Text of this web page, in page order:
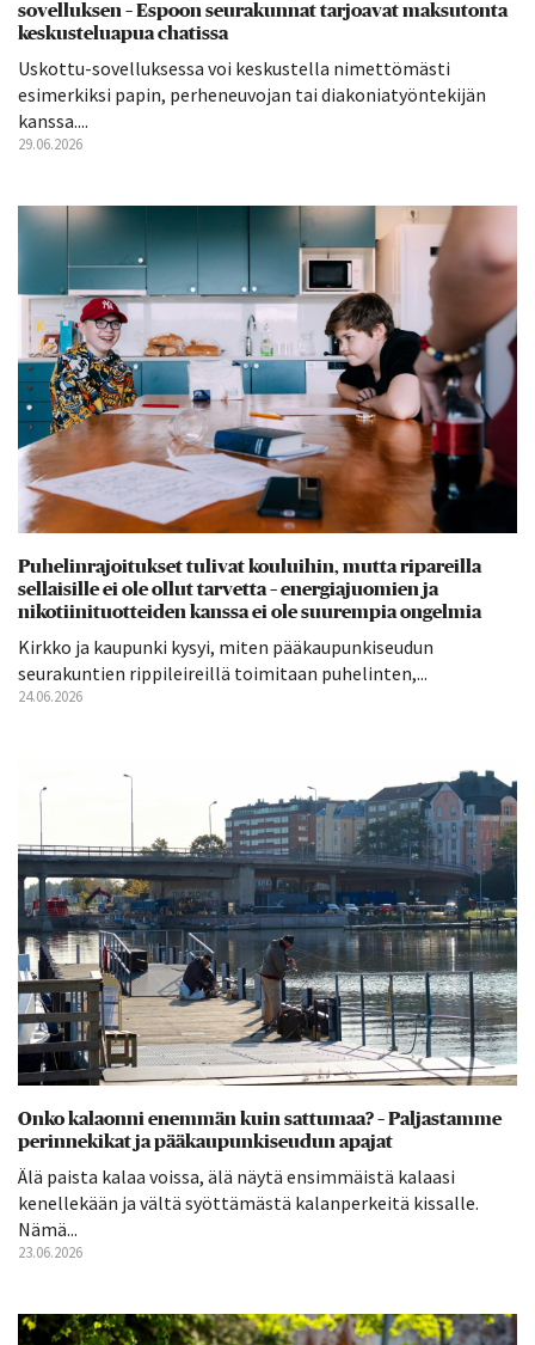
sovelluksen – Espoon seurakunnat tarjoavat maksutonta
keskusteluapua chatissa
Uskottu-sovelluksessa voi keskustella nimettömästi
esimerkiksi papin, perheneuvojan tai diakoniatyöntekijän
kanssa....
29.06.2026
Puhelinrajoitukset tulivat kouluihin, mutta ripareilla
sellaisille ei ole ollut tarvetta – energiajuomien ja
nikotiinituotteiden kanssa ei ole suurempia ongelmia
Kirkko ja kaupunki kysyi, miten pääkaupunkiseudun
seurakuntien rippileireillä toimitaan puhelinten,...
24.06.2026
Onko kalaonni enemmän kuin sattumaa? – Paljastamme
perinnekikat ja pääkaupunkiseudun apajat
Älä paista kalaa voissa, älä näytä ensimmäistä kalaasi
kenellekään ja vältä syöttämästä kalanperkeitä kissalle.
Nämä...
23.06.2026